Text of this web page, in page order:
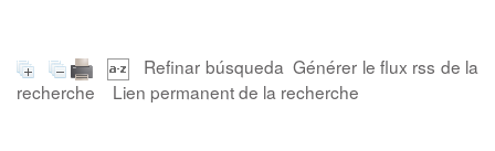
Refinar búsqueda Générer le flux rss de la
recherche
Lien permanent de la recherche